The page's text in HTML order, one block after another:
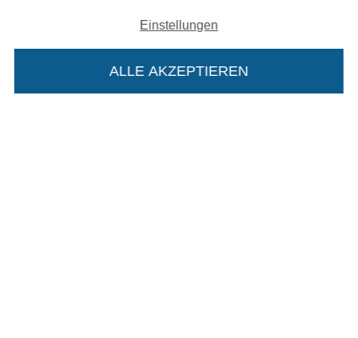
In deinen Warenkorb
Kontakt
Bestellung widerrufen
Einstellungen
ALLE AKZEPTIEREN